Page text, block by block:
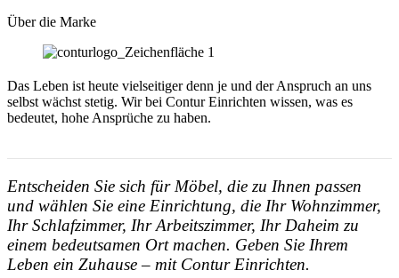
Über die Marke
Das Leben ist heute vielseitiger denn je und der Anspruch an uns
selbst wächst stetig. Wir bei Contur Einrichten wissen, was es
bedeutet, hohe Ansprüche zu haben.
Entscheiden Sie sich für Möbel, die zu Ihnen passen
und wählen Sie eine Einrichtung, die Ihr Wohnzimmer,
Ihr Schlafzimmer, Ihr Arbeitszimmer, Ihr Daheim zu
einem bedeutsamen Ort machen. Geben Sie Ihrem
Leben ein Zuhause – mit Contur Einrichten.